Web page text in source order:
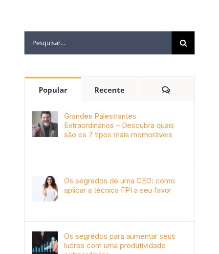
Popular Recente
Grandes Palestrantes
Extraordinários – Descubra quais
são os 7 tipos mais memoráveis
Os segredos de uma CEO: como
aplicar a técnica FPI a seu favor
Os segredos para aumentar seus
lucros com uma produtividade